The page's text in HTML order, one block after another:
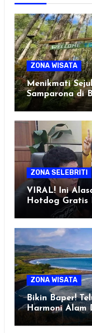
ZONA WISATA
Menikmati
Samparona di
Healing
ZONA SELEBRITI
VIRAL! Ini
Hotdog Gratis
ZONA WISATA
Bikin Baper!
Harmoni Alam
Selatan Jawa